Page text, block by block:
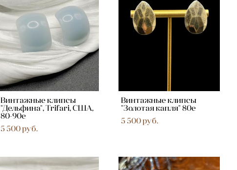
Винтажные клипсы
"Дельфина", Trifari, США,
80-90е
5 500 pуб.
Винтажные клипсы
"Золотая капля" 80e
5 500 pуб.